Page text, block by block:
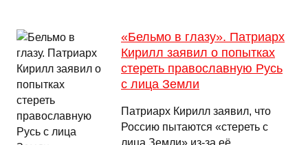
«Бельмо в глазу». Патриарх
Кирилл заявил о попытках
стереть православную Русь
с лица Земли
Патриарх Кирилл заявил, что
Россию пытаются «стереть с
лица Земли» из-за её